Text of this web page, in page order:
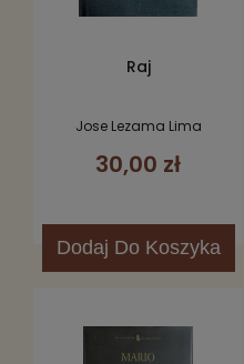
Raj
Jose Lezama Lima
30,00 zł
Dodaj Do Koszyka